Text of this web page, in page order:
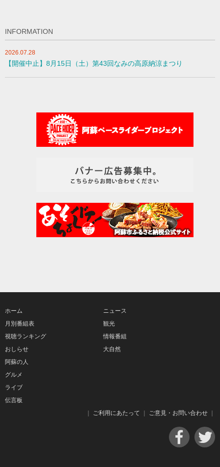
INFORMATION
2026.07.28
【開催中止】8月15日（土）第43回なみの高原納涼まつり
ホーム
月別番組表
視聴ランキング
おしらせ
ニュース
観光
情報番組
大自然
阿蘇の人
グルメ
ライブ
伝言板
ご利用にあたって ご意見・お問い合わせ